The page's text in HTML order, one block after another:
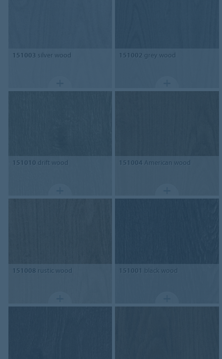
151003 silver wood 151002 grey wood
151010 drift wood 151004 American wood
151008 rustic wood 151001 black wood